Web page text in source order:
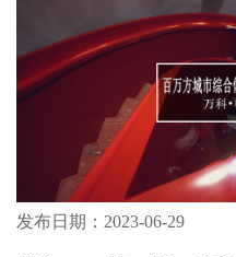
发布日期：2023-06-29